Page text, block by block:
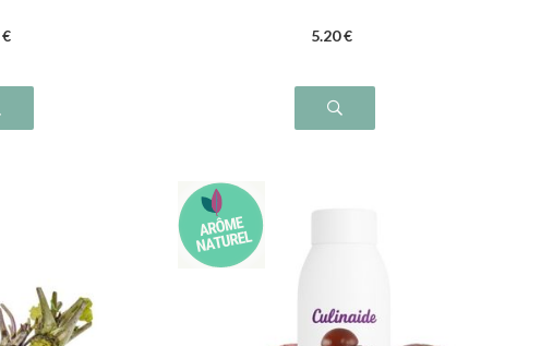
€ 5.20€